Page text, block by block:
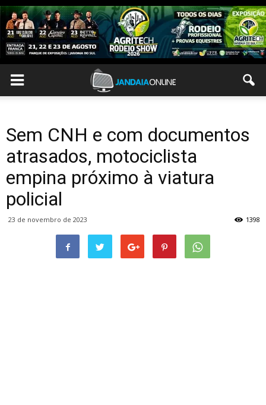
Sem CNH e com documentos
atrasados, motociclista
empina próximo à viatura
policial
23 de novembro de 2023 1398